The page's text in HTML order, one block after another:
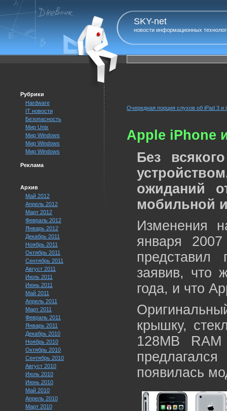
SKY-net
новости информационных
Рубрики
Hardware
IT новости
Безопасность
Мир Unix
Мир Windows
Мир Windows
Мир Windows
Реклама
Архив
Май 2012
Апрель 2012
Март 2012
Февраль 2012
Январь 2012
Декабрь 2011
Ноябрь 2011
Октябрь 2011
Сентябрь 2011
Август 2011
Июль 2011
Июнь 2011
Май 2011
Апрель 2011
Март 2011
Февраль 2011
Январь 2011
Декабрь 2010
Ноябрь 2010
Октябрь 2010
Сентябрь 2010
Август 2010
Июль 2010
Июнь 2010
Май 2010
Апрель 2010
Март 2010
Очередная порция слухов об iPad 3 и
Apple iPhone
Без
ожиданий
мобильной
Изменения
января
заявив, что
года, и что
крышку,
128MB
появилась